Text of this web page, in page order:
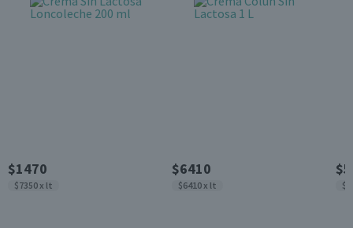
$1470
$7350 x lt
$6410
$6410 x lt